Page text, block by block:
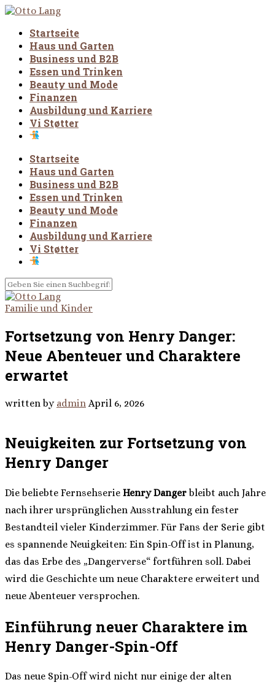
Startseite
Haus und Garten
Business und B2B
Essen und Trinken
Beauty und Mode
Finanzen
Ausbildung und Karriere
Vi Støtter
Startseite
Haus und Garten
Business und B2B
Essen und Trinken
Beauty und Mode
Finanzen
Ausbildung und Karriere
Vi Støtter
Familie und Kinder
Fortsetzung von Henry Danger:
Neue Abenteuer und Charaktere
erwartet
written by admin April 6, 2026
Neuigkeiten zur Fortsetzung von
Henry Danger
Die beliebte Fernsehserie Henry Danger bleibt auch Jahre
nach ihrer ursprünglichen Ausstrahlung ein fester
Bestandteil vieler Kinderzimmer. Für Fans der Serie gibt
es spannende Neuigkeiten: Ein Spin-Off ist in Planung,
das das Erbe des „Dangerverse“ fortführen soll. Dabei
wird die Geschichte um neue Charaktere erweitert und
neue Abenteuer versprochen.
Einführung neuer Charaktere im
Henry Danger-Spin-Off
Das neue Spin-Off wird nicht nur einige der alten